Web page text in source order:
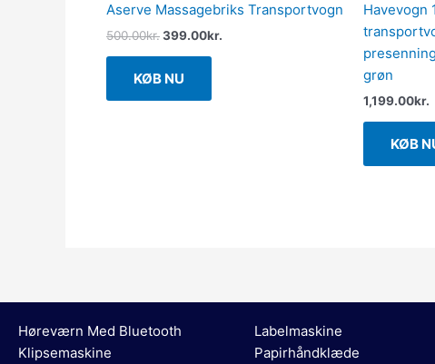
Aserve Massagebriks Transportvogn
500.00kr.399.00kr.
KØB NU
Havevogn
grøn
1,199.00kr.
KØB
Høreværn Med Bluetooth
Klipsemaskine
Labelmaskine
Papirhåndklæde